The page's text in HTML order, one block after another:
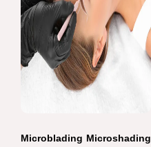
Microblading Microshading